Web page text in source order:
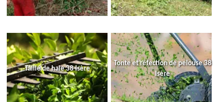
Taille de haie 38 Isère
Tonte et réfection de pelouse 38
Isère